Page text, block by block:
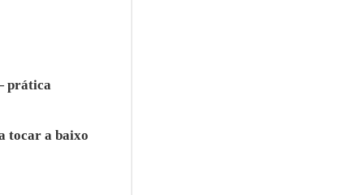
prática
tocar a baixo